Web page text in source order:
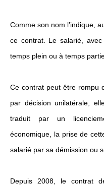
Comme son nom l’indique,
ce contrat. Le salarié,
temps plein ou à temps
Ce contrat peut être rompu
par décision unilatérale,
traduit par un
économique, la prise de
salarié par sa démission ou
Depuis 2008, le contrat